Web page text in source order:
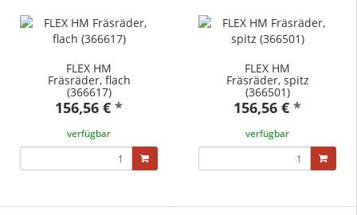
FLEX HM
Fräsräder, flach
(366617)
156,56 € *
verfügbar
FLEX HM
Fräsräder, spitz
(366501)
156,56 € *
verfügbar